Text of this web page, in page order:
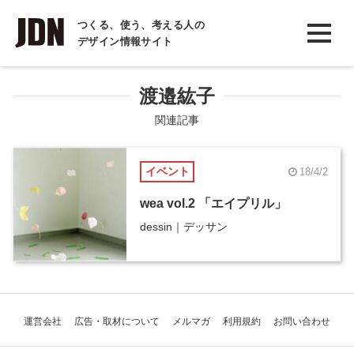
つくる、使う、考える人の
デザイン情報サイト
INTERVIEW
インタビュー
COLUMN
コラム
渡邉紘子
関連記事
イベント 18/4/2
wea vol.2 「エイプリル」
dessin｜デッサン
運営会社 広告・取材について メルマガ 利用規約 お問い合わせ